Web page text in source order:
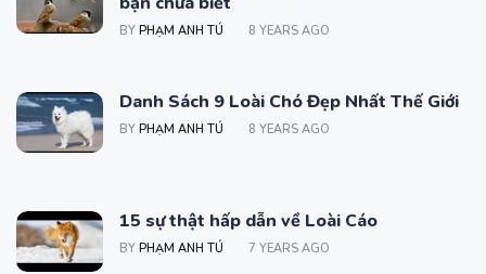
BY PHẠM ANH TÚ 8 YEARS AGO
Danh Sách 9 Loài Chó Đẹp Nhất Thế Giới
BY PHẠM ANH TÚ 8 YEARS AGO
15 sự thật hấp dẫn về Loài Cáo
BY PHẠM ANH TÚ 7 YEARS AGO